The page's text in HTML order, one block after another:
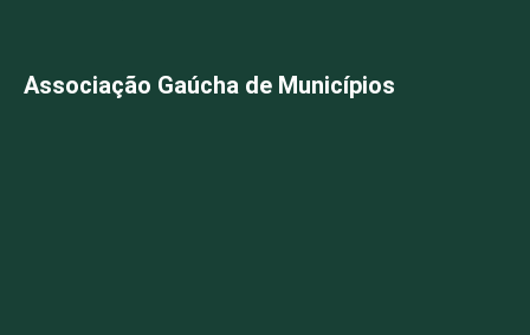
Associação Gaúcha de Municípios